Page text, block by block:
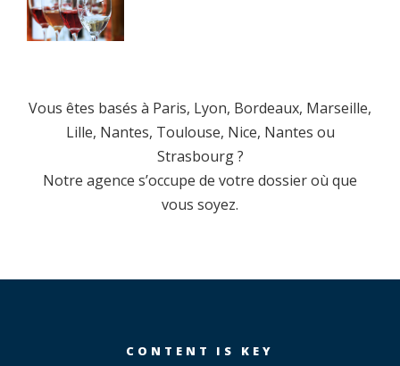
Vous êtes basés à Paris, Lyon, Bordeaux, Marseille,
Lille, Nantes, Toulouse, Nice, Nantes ou
Strasbourg ?
Notre agence s’occupe de votre dossier où que
vous soyez.
CONTENT IS KEY